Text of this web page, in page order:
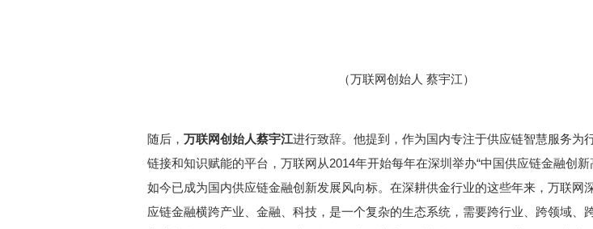
（万联网创始人 蔡宇江）
随后， 万联网创始人蔡宇江进行致辞。他提到，作为国内专注于供应链智慧服务为
链接和知识赋能的平台，万联网从2014年开始每年在深圳举办“中国供应链金融创新
如今已成为国内供应链金融创新发展风向标。在深耕供金行业的这些年来，万联网
应链金融横跨产业、金融、科技，是一个复杂的生态系统，需要跨行业、跨领域、